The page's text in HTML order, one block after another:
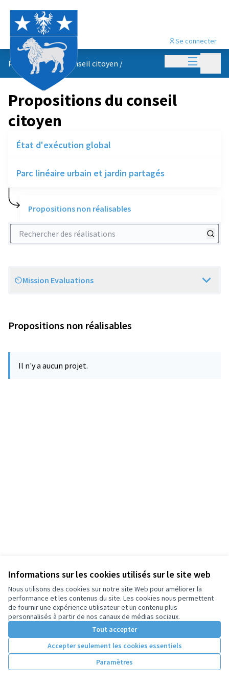
Informations sur les cookies utilisés sur le site web
Nous utilisons des cookies sur notre site Web pour améliorer la
performance et les contenus du site. Les cookies nous permettent
de fournir une expérience utilisateur et un contenu plus
personnalisés à partir de nos canaux de médias sociaux.
Tout accepter
Accepter seulement les cookies essentiels
Paramètres
Menu
Se connecter
Propositions du conseil citoyen /
Propositions du conseil
citoyen
État d'exécution global
Parc linéaire urbain et jardin partagés
Propositions non réalisables
Rechercher des réalisations
Scope
Mission Evaluations
Propositions non réalisables
Il n'y a aucun projet.